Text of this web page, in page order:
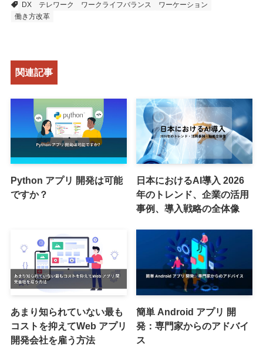
DX
テレワーク ワークライフバランス
ワーケーション
働き方改革
関連記事
Python アプリ 開発は可能
ですか？
日本におけるAI導入 2026
年のトレンド、企業の活用
事例、導入戦略の全体像
あまり知られていない最も
コストを抑えてWeb アプリ
開発会社を雇う方法
簡単 Android アプリ 開
発：専門家からのアドバイ
ス